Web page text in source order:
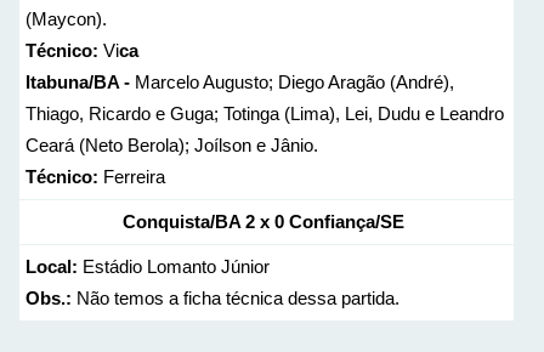
(Maycon).
Técnico: Vica
Itabuna/BA - Marcelo Augusto; Diego Aragão (André),
Thiago, Ricardo e Guga; Totinga (Lima), Lei, Dudu e Leandro
Ceará (Neto Berola); Joílson e Jânio.
Técnico: Ferreira
Conquista/BA2 x 0Confiança/SE
Local: Estádio Lomanto Júnior
Obs.: Não temos a ficha técnica dessa partida.